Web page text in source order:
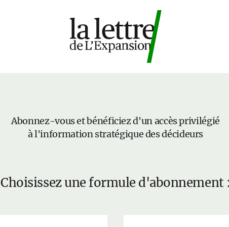
Abonnez-vous et bénéficiez d'un accès privilégié
à l'information stratégique des décideurs
Choisissez une formule d'abonnement